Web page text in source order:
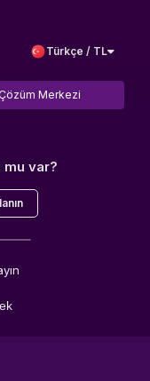
Türkçe / TL
Çözüm Merkezi
mu var?